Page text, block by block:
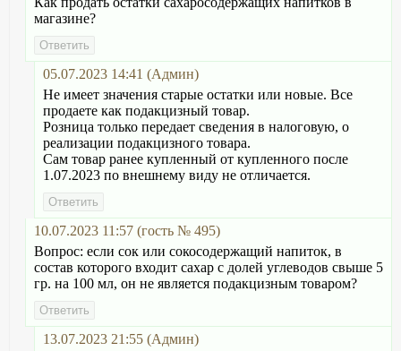
магазине?
05.07.2023 14:41 (Админ)
Не имеет значения старые остатки или новые. Все
продаете как подакцизный товар.
Розница только передает сведения в налоговую, о
реализации подакцизного товара.
Сам товар ранее купленный от купленного после
1.07.2023 по внешнему виду не отличается.
10.07.2023 11:57 (гость № 495)
Вопрос: если сок или сокосодержащий напиток, в
состав которого входит сахар с долей углеводов свыше 5
гр. на 100 мл, он не является подакцизным товаром?
13.07.2023 21:55 (Админ)